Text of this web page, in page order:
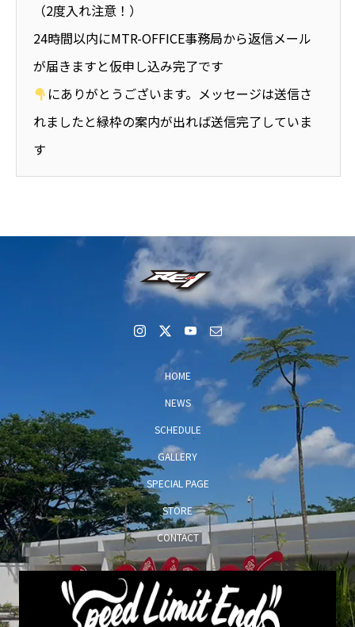
（2度入れ注意！）
24時間以内にMTR-OFFICE事務局から返信メール
が届きますと仮申し込み完了です
にありがとうございます。メッセージは送信さ
れましたと緑枠の案内が出れば送信完了していま
す
HOME
NEWS
SCHEDULE
GALLERY
SPECIAL PAGE
STORE
CONTACT